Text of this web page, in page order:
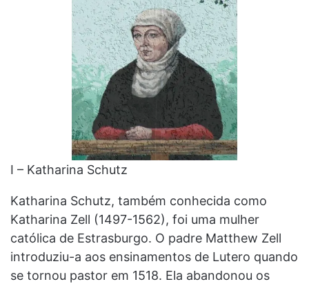
I – Katharina Schutz
Katharina Schutz, também conhecida como
Katharina Zell (1497-1562), foi uma mulher
católica de Estrasburgo. O padre Matthew Zell
introduziu-a aos ensinamentos de Lutero quando
se tornou pastor em 1518. Ela abandonou os